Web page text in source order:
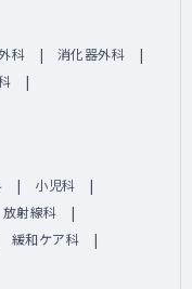
科
消化器外科
小児科
放射線科
緩和ケア科